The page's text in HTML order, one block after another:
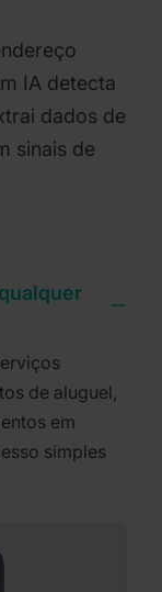
IA detecta
dados de
sinais de
de aluguel,
em
simples